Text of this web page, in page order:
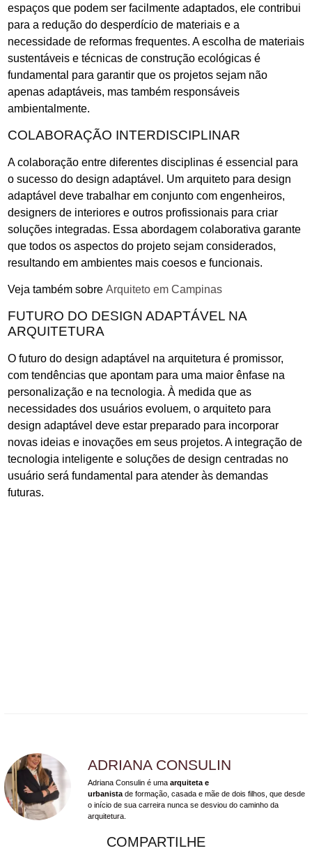
espaços que podem ser facilmente adaptados, ele contribui
para a redução do desperdício de materiais e a
necessidade de reformas frequentes. A escolha de materiais
sustentáveis e técnicas de construção ecológicas é
fundamental para garantir que os projetos sejam não
apenas adaptáveis, mas também responsáveis
ambientalmente.
COLABORAÇÃO INTERDISCIPLINAR
A colaboração entre diferentes disciplinas é essencial para
o sucesso do design adaptável. Um arquiteto para design
adaptável deve trabalhar em conjunto com engenheiros,
designers de interiores e outros profissionais para criar
soluções integradas. Essa abordagem colaborativa garante
que todos os aspectos do projeto sejam considerados,
resultando em ambientes mais coesos e funcionais.
Veja também sobre Arquiteto em Campinas
FUTURO DO DESIGN ADAPTÁVEL NA
ARQUITETURA
O futuro do design adaptável na arquitetura é promissor,
com tendências que apontam para uma maior ênfase na
personalização e na tecnologia. À medida que as
necessidades dos usuários evoluem, o arquiteto para
design adaptável deve estar preparado para incorporar
novas ideias e inovações em seus projetos. A integração de
tecnologia inteligente e soluções de design centradas no
usuário será fundamental para atender às demandas
futuras.
ADRIANA CONSULIN
Adriana Consulin é uma arquiteta e
urbanista de formação, casada e mãe de dois filhos, que desde
o início de sua carreira nunca se desviou do caminho da
arquitetura.
COMPARTILHE